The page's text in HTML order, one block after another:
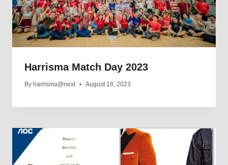
Harrisma Match Day 2023
By harrisma@next August 18, 2023